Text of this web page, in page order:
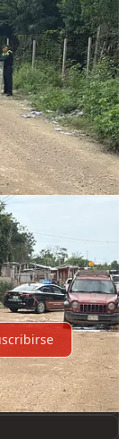
Términos∙Aviso